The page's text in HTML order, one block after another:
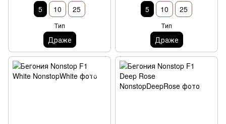
5 10 25
Тип
Драже
5 10 25
Тип
Драже